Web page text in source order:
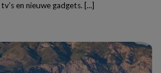
en nieuwe gadgets. [...]